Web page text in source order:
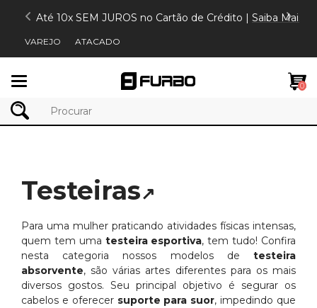
Até 10x SEM JUROS no Cartão de Crédito |Saiba Mais
VAREJO ATACADO
0
Testeiras↗
Para uma mulher praticando atividades físicas intensas,
quem tem uma testeira esportiva, tem tudo! Confira
nesta categoria nossos modelos de testeira
absorvente, são várias artes diferentes para os mais
diversos gostos. Seu principal objetivo é segurar os
cabelos e oferecer suporte para suor, impedindo que